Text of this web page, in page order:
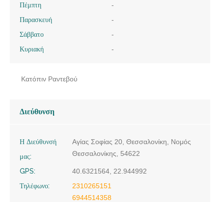
Πέμπτη
-
Παρασκευή
-
Σάββατο
-
Κυριακή
-
Κατόπιν Ραντεβού
Διεύθυνση
Η Διεύθυνσή
μας:
Αγίας Σοφίας 20, Θεσσαλονίκη, Νομός
Θεσσαλονίκης, 54622
GPS:
40.6321564, 22.944992
Τηλέφωνο:
2310265151
6944514358